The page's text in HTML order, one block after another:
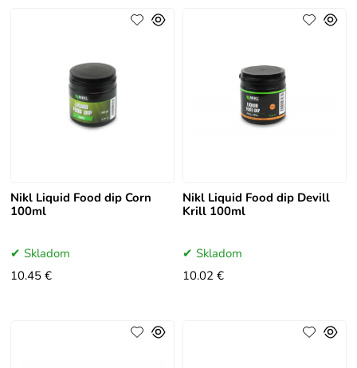
Nikl Liquid Food dip Corn
100ml
Skladom
10.45 €
Nikl Liquid Food dip Devill
Krill 100ml
Skladom
10.02 €